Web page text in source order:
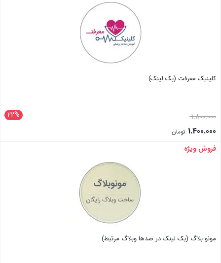
کلینیک معرفت (بک لینک)
22% 1.800.000
1.400.000 تومان
بستن
فروش ویژه
مونو بلاگ (بک لینک در صدها وبلاگ مرتبط)